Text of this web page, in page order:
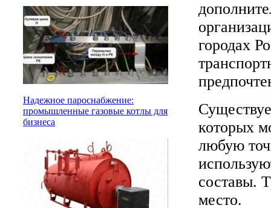
Надежное пароснабжение:
промышленные газовые котлы для
бизнеса
городах
которых
любую
составы.
место.